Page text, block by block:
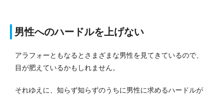
男性へのハードルを上げない
アラフォーともなるとさまざまな男性を見てきているので、
目が肥えているかもしれません。
それゆえに、知らず知らずのうちに男性に求めるハードルが